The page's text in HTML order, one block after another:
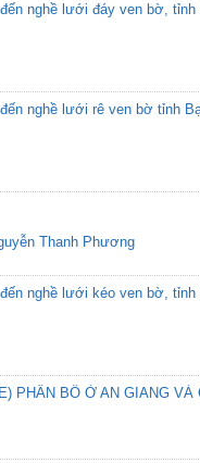
nghề lưới đáy ven bờ, tỉnh
nghề lưới rê ven bờ tỉnh
Thanh Phương
nghề lưới kéo ven bờ, tỉnh
PHÂN BỐ Ở AN GIANG VÀ